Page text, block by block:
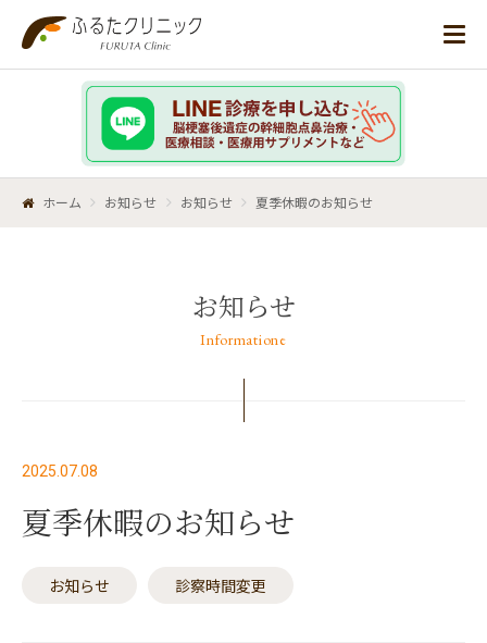
ホーム お知らせ お知らせ 夏季休暇のお知らせ
お知らせ
Informatione
2025.07.08
夏季休暇のお知らせ
お知らせ 診察時間変更